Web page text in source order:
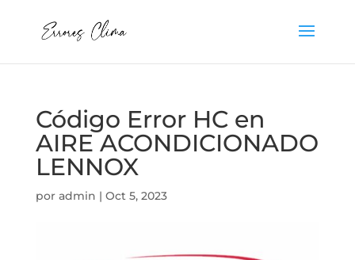
Código Error HC en
AIRE ACONDICIONADO
LENNOX
por admin | Oct 5, 2023